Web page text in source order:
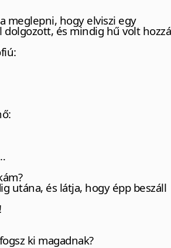
meglepni, hogy elviszi egy
és mindig hű volt
utána, és látja, hogy épp beszáll
ki magadnak?